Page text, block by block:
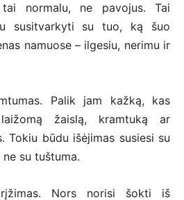
normalu, ne pavojus. Tai
susitvarkyti su tuo, ką šuo
namuose – ilgesiu, nerimu ir
Palik jam kažką, kas
žaislą, kramtuką ar
Tokiu būdu išėjimas susiesi su
su tuštuma.
Nors norisi šokti iš